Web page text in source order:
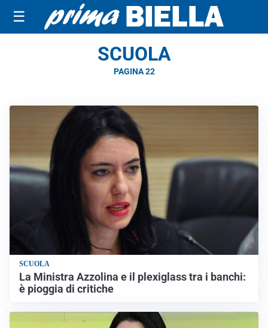
☰
SCUOLA
PAGINA 22
SCUOLA
La Ministra Azzolina e il plexiglass tra i banchi:
è pioggia di critiche